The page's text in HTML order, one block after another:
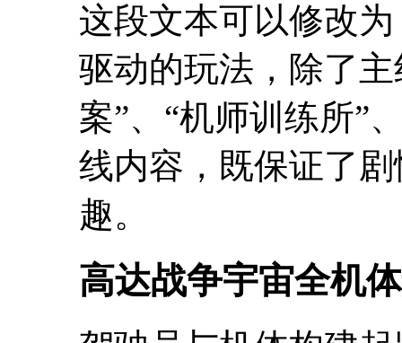
这段文本可以修改
驱动的玩法，除了
案”、“机师训练所”
线内容，既保证了
趣。
高达战争宇宙全机